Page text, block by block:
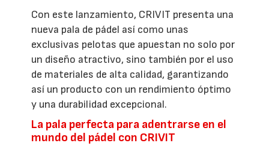
Con este lanzamiento, CRIVIT presenta una
nueva pala de pádel así como unas
exclusivas pelotas que apuestan no solo por
un diseño atractivo, sino también por el uso
de materiales de alta calidad, garantizando
así un producto con un rendimiento óptimo
y una durabilidad excepcional.
La pala perfecta para adentrarse en el
mundo del pádel con CRIVIT